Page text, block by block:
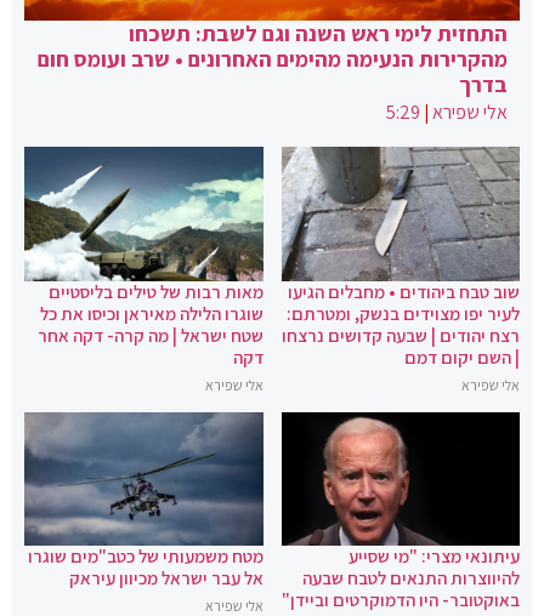
התחזית לימי ראש השנה וגם לשבת: תשכחו
מהקרירות הנעימה מהימים האחרונים • שרב ועומס חום
בדרך
אלי שפירא|
5:29
שוב טבח ביהודים • מחבלים הגיעו
לעיר יפו מצוידים בנשק, ומטרתם:
רצח יהודים | שבעה קדושים נרצחו
| השם יקום דמם
אלי שפירא
מאות רבות של טילים בליסטיים
שוגרו הלילה מאיראן וכיסו את כל
שטח ישראל | מה קרה- דקה אחר
דקה
אלי שפירא
עיתונאי מצרי: "מי שסייע
להיווצרות התנאים לטבח שבעה
באוקטובר- היו הדמוקרטים וביידן"
מטח משמעותי של כטב"מים שוגרו
אל עבר ישראל מכיוון עיראק
אלי שפירא